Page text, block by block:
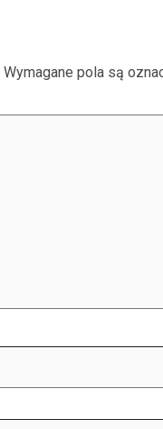
Wymagane pola są